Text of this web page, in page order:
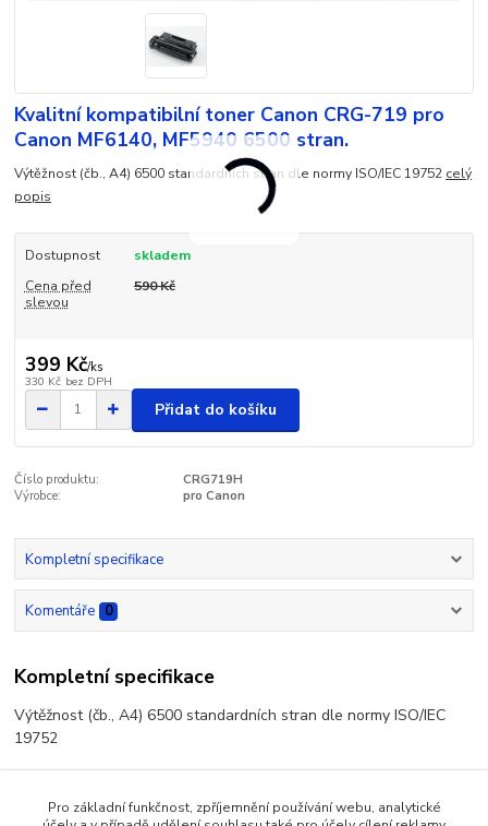
Kvalitní kompatibilní toner Canon CRG-719 pro
Canon MF6140, MF5940 6500 stran.
Výtěžnost (čb., A4) 6500 standardních stran dle normy ISO/IEC 19752 celý
popis
Dostupnost
skladem
Cena před
slevou
590 Kč
399 Kč/ks
330 Kč bez DPH
Přidat do košíku
Číslo produktu:
CRG719H
Výrobce:
pro Canon
Kompletní specifikace
Komentáře 0
Kompletní specifikace
Výtěžnost (čb., A4) 6500 standardních stran dle normy ISO/IEC
19752
Pro základní funkčnost, zpříjemnění používání webu, analytické